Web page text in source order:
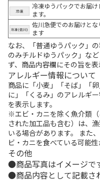
冷凍ゆうパックでお届け
ます。
佐川急便でのお届けとな
ます
なお、「普通ゆうパック」
のみチルドゆうパック」な
ず、商品内容欄にその旨を表
アレルギー情報について
商品に「小麦」「そば」「
に」「くるみ」のアレルギ
を表示します。
※エビ・カニを除く魚介類
された加工品も含む）は、
いる場合があります。 また
ビ・カニを食べている可能性
その他
商品写真はイメージで
商品内容として記載さ